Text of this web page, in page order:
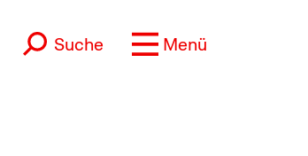
Suche Menü